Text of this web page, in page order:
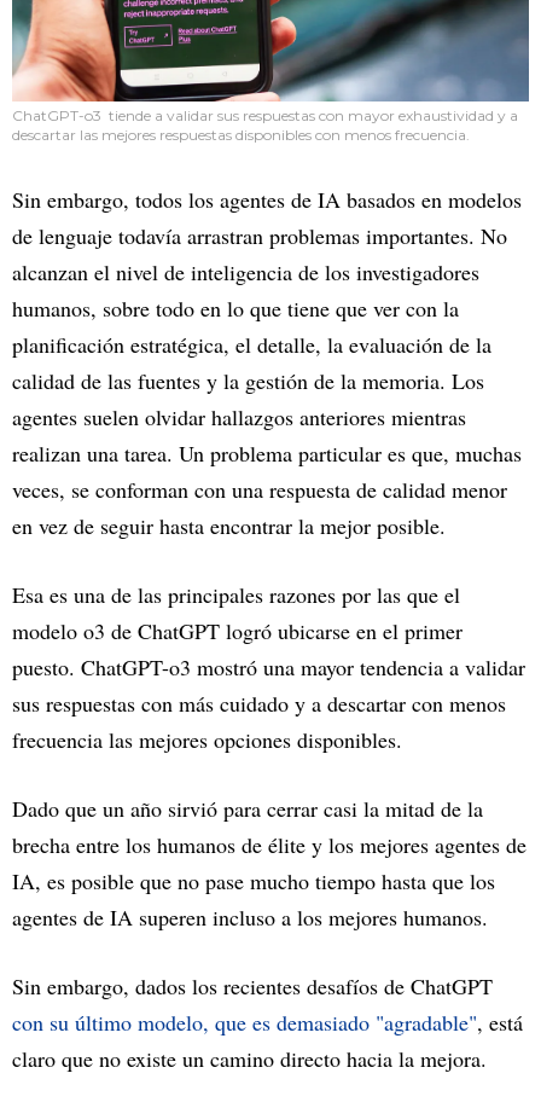
ChatGPT-o3 tiende a validar sus respuestas con mayor exhaustividad y a
descartar las mejores respuestas disponibles con menos frecuencia.
Sin embargo, todos los agentes de IA basados en modelos
de lenguaje todavía arrastran problemas importantes. No
alcanzan el nivel de inteligencia de los investigadores
humanos, sobre todo en lo que tiene que ver con la
planificación estratégica, el detalle, la evaluación de la
calidad de las fuentes y la gestión de la memoria. Los
agentes suelen olvidar hallazgos anteriores mientras
realizan una tarea. Un problema particular es que, muchas
veces, se conforman con una respuesta de calidad menor
en vez de seguir hasta encontrar la mejor posible.
Esa es una de las principales razones por las que el
modelo o3 de ChatGPT logró ubicarse en el primer
puesto. ChatGPT-o3 mostró una mayor tendencia a validar
sus respuestas con más cuidado y a descartar con menos
frecuencia las mejores opciones disponibles.
Dado que un año sirvió para cerrar casi la mitad de la
brecha entre los humanos de élite y los mejores agentes de
IA, es posible que no pase mucho tiempo hasta que los
agentes de IA superen incluso a los mejores humanos.
Sin embargo, dados los recientes desafíos de ChatGPT
con su último modelo, que es demasiado "agradable", está
claro que no existe un camino directo hacia la mejora.